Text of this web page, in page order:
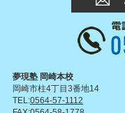
夢現塾 岡崎本校
岡崎市柱4丁目3番地14
TEL:0564-57-1112